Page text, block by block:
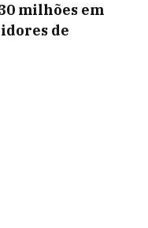
milhões em
de